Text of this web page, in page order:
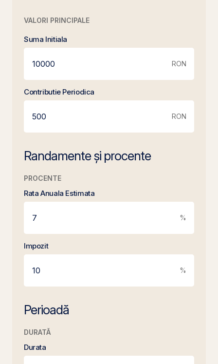
VALORI PRINCIPALE
Suma Initiala
RON
Contributie Periodica
RON
Randamente și procente
PROCENTE
Rata Anuala Estimata
%
Impozit
%
Perioadă
DURATĂ
Durata